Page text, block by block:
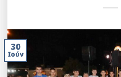
30
Ιούν